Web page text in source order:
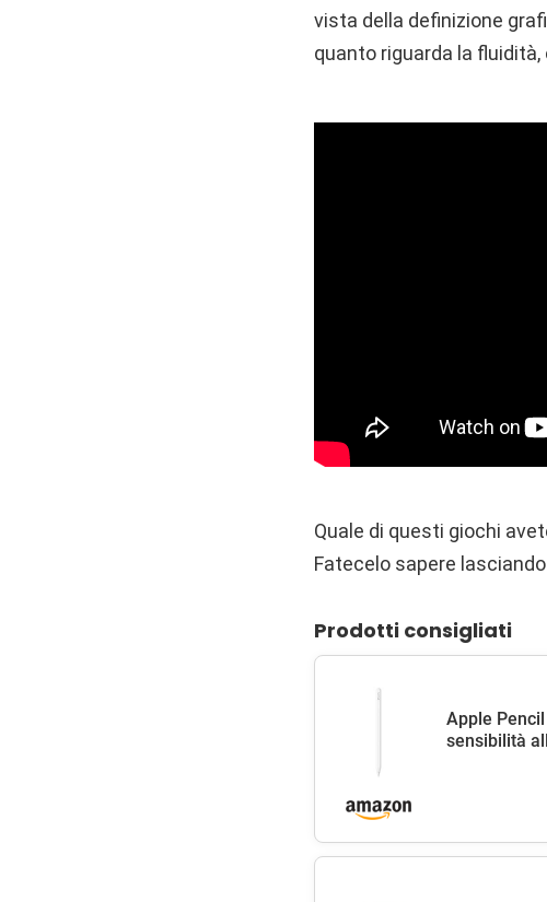
vista della definizione
quanto riguarda la
Quale di questi giochi
Fatecelo sapere
Prodotti consigliati
Apple
sensibilità